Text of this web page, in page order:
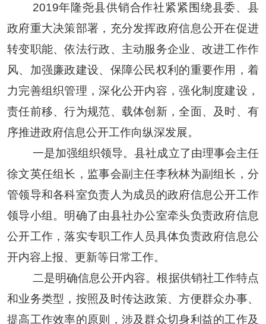
2019年隆尧县供销合作社紧紧围绕县委、县
政府重大决策部署，充分发挥政府信息公开在促进
转变职能、依法行政、主动服务企业、改进工作作
风、加强廉政建设、保障公民权利的重要作用，着
力完善组织管理，深化公开内容，强化制度建设，
责任前移、行为规范、载体创新，全面、及时、有
序推进政府信息公开工作向纵深发展。
一是加强组织领导。县社成立了由理事会主任
徐文英任组长，监事会副主任李秋林为副组长，分
管领导和各科室负责人为成员的政府信息公开工作
领导小组。明确了由县社办公室牵头负责政府信息
公开工作，落实专职工作人员具体负责政府信息公
开内容上报、更新等日常工作。
二是明确信息公开内容。根据供销社工作特点
和业务类型，按照及时传达政策、方便群众办事、
提高工作效率的原则，涉及群众切身利益的工作及